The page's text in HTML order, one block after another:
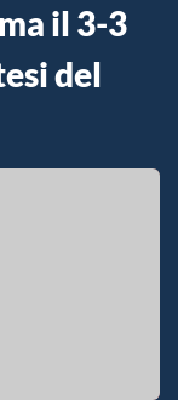
il 3-3
del